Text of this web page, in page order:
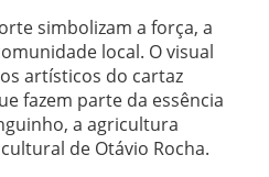
simbolizam a força, a
local. O visual
artísticos do cartaz
fazem parte da essência
a agricultura
de Otávio Rocha.